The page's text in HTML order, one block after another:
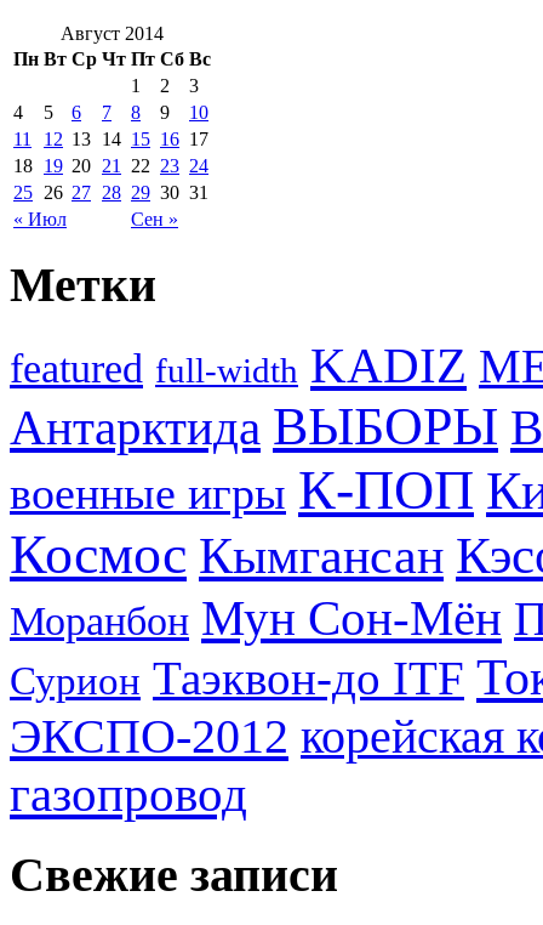
Август 2014
Пн Вт Ср Чт Пт Сб Вс
« Июл Сен »
1 2
3
4
5 6 7 8 9
10
11
12 13 14 15 16 17
18 19 20 21 22 23 24
25 26 27 28 29 30 31
Метки
featured full-width KADIZ
Антарктида ВЫБОРЫ
военные игры К-ПОП
Космос Кымгансан
Моранбон Мун Сон-Мён
Сурион Таэквон-до ITF
ЭКСПО-2012 корейская
газопровод
Свежие записи